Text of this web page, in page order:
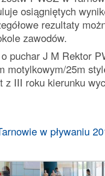
osiągniętych
rezultaty
zawodów.
puchar J M Rektor
motylkowym/25m
z III roku kierunku
w pływaniu